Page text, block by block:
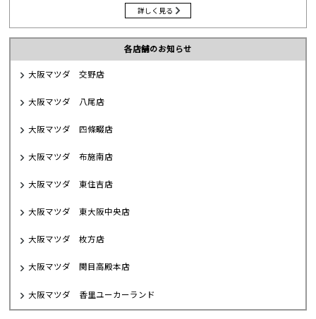
詳しく見る
各店舗のお知らせ
大阪マツダ 交野店
大阪マツダ 八尾店
大阪マツダ 四條畷店
大阪マツダ 布施南店
大阪マツダ 東住吉店
大阪マツダ 東大阪中央店
大阪マツダ 枚方店
大阪マツダ 関目高殿本店
大阪マツダ 香里ユーカーランド